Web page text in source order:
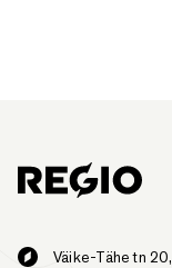
Väike-Tähe tn